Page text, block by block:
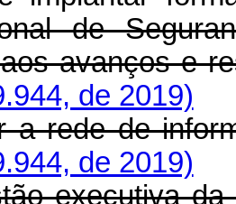
de
avanços e
de 2019)
a rede de
de 2019)
executiva